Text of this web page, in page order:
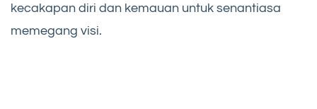
kecakapan diri dan kemauan untuk senantiasa
memegang visi.